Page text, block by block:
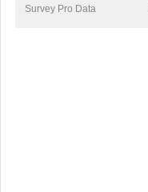
Survey Pro Data